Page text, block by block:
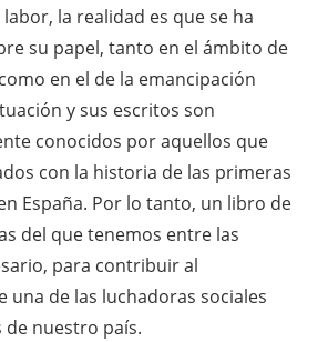
la realidad es que se ha
su papel, tanto en el ámbito de
en el de la emancipación
y sus escritos son
conocidos por aquellos que
con la historia de las primeras
España. Por lo tanto, un libro de
del que tenemos entre las
para contribuir al
una de las luchadoras sociales
de nuestro país.